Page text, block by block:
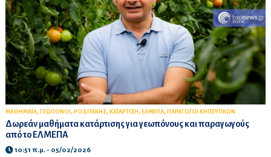
ΜΑΘΗΜΑΤΑ, ΓΕΩΠΟΝΟΙ , ΡΟΔΙΤΑΚΗΣ, ΚΑΤΑΡΤΙΣΗ , ΕΛΜΕΠΑ, ΠΑΡΑΓΩΓΟΙ ΚΗΠΕΥΤΙΚΩΝ
Δωρεάν μαθήματα κατάρτισης για γεωπόνους και παραγωγούς
από το ΕΛΜΕΠΑ
10:51 π.μ. - 05/02/2026